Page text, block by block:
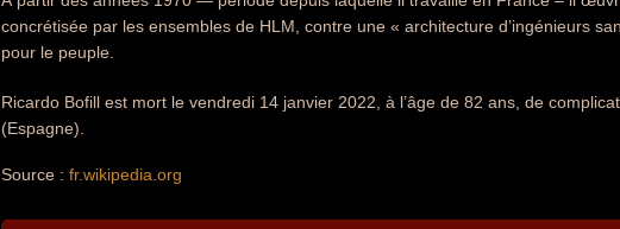
concrétisée par les ensembles de HLM, contre une « architecture d’ingénieurs
pour le peuple.
Ricardo Bofill est mort le vendredi 14 janvier 2022, à l’âge de 82 ans, de
(Espagne).
Source : fr.wikipedia.org